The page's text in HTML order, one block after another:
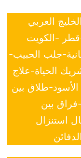
العربي
قطر -الكويت
جلب الحبيب-
الحياة-علاج
طلاق بين
بين
استنزال